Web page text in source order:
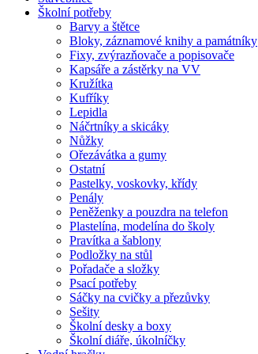
Školní potřeby
Barvy a štětce
Bloky, záznamové knihy a památníky
Fixy, zvýrazňovače a popisovače
Kapsáře a zástěrky na VV
Kružítka
Kufříky
Lepidla
Náčrtníky a skicáky
Nůžky
Ořezávátka a gumy
Ostatní
Pastelky, voskovky, křídy
Penály
Peněženky a pouzdra na telefon
Plastelína, modelína do školy
Pravítka a šablony
Podložky na stůl
Pořadače a složky
Psací potřeby
Sáčky na cvičky a přezůvky
Sešity
Školní desky a boxy
Školní diáře, úkolníčky